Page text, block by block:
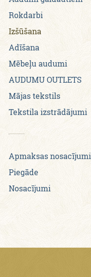
Rokdarbi
Izšūšana
Adīšana
Mēbeļu audumi
AUDUMU OUTLETS
Mājas tekstils
Tekstila izstrādājumi
Apmaksas nosacījumi
Piegāde
Nosacījumi